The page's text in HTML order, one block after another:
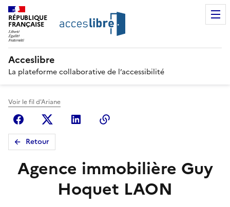
RÉPUBLIQUE
FRANÇAISE
Acceslibre
La plateforme collaborative de l’accessibilité
Voir le fil d'Ariane
FacebookX (anciennement Twitter)
Linkedin
Retour
Agence immobilière Guy
Hoquet LAON